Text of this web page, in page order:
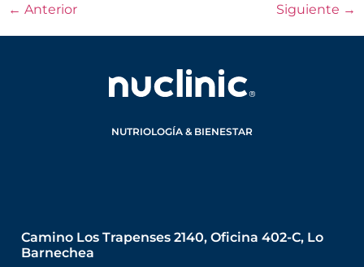
← Anterior Siguiente →
NUTRIOLOGÍA & BIENESTAR
Camino Los Trapenses 2140, Oficina 402-C, Lo
Barnechea